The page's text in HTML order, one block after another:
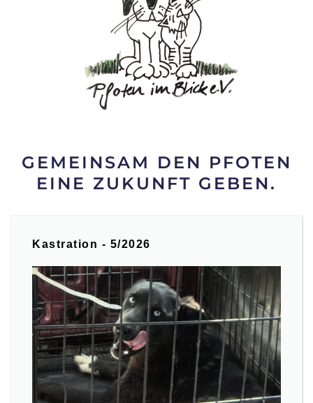
GEMEINSAM DEN PFOTEN
EINE ZUKUNFT GEBEN.
Kastration - 5/2026